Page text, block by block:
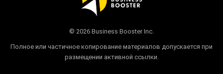
© 2026 Business Booster Inc.
Полное или частичное копирование материалов допускается при
размещении активной ссылки.